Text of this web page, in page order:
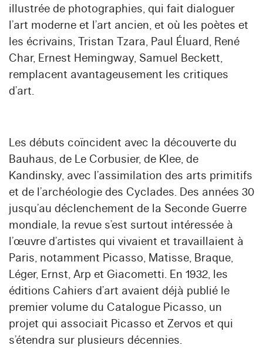
illustrée de photographies, qui fait dialoguer
l’art moderne et l’art ancien, et où les poètes et
les écrivains, Tristan Tzara, Paul Éluard, René
Char, Ernest Hemingway, Samuel Beckett,
remplacent avantageusement les critiques
d’art.
Les débuts coïncident avec la découverte du
Bauhaus, de Le Corbusier, de Klee, de
Kandinsky, avec l’assimilation des arts primitifs
et de l’archéologie des Cyclades. Des années 30
jusqu’au déclenchement de la Seconde Guerre
mondiale, la revue s’est surtout intéressée à
l’œuvre d’artistes qui vivaient et travaillaient à
Paris, notamment Picasso, Matisse, Braque,
Léger, Ernst, Arp et Giacometti. En 1932, les
éditions Cahiers d’art avaient déjà publié le
premier volume du Catalogue Picasso, un
projet qui associait Picasso et Zervos et qui
s’étendra sur plusieurs décennies.